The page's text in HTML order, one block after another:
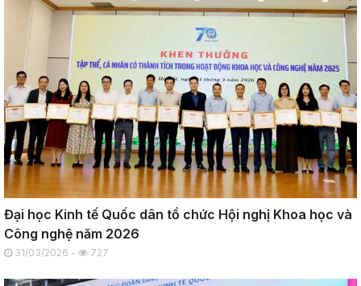
Đại học Kinh tế Quốc dân tổ chức Hội nghị Khoa học và
Công nghệ năm 2026
31/03/2026 - 727